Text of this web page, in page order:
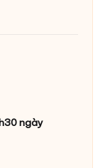
ngày